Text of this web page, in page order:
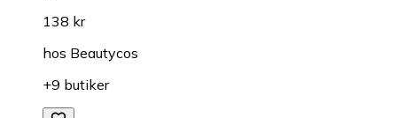
138 kr
hos Beautycos
+9 butiker